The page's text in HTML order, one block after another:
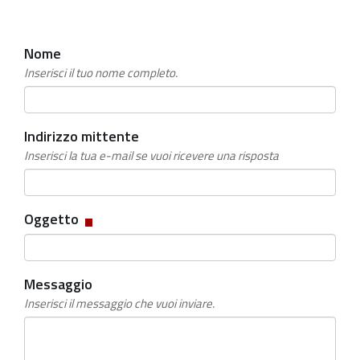
Nome
Inserisci il tuo nome completo.
Indirizzo mittente
Inserisci la tua e-mail se vuoi ricevere una risposta
Oggetto Campo
obbligatorio
Messaggio
Inserisci il messaggio che vuoi inviare.